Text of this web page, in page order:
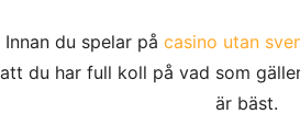
Innan du spelar på casino utan
att du har full koll på vad som
är bäst.